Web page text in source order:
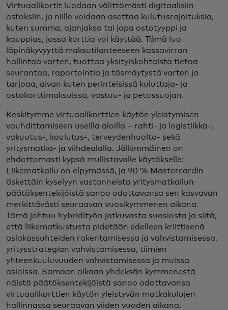
Virtuaalikortit luodaan välittömästi digitaalisiin
ostoksiin, ja niille voidaan asettaa kulutusrajoituksia,
kuten summa, ajanjakso tai jopa ostotyyppi ja
kauppias, jossa korttia voi käyttää. Tämä luo
läpinäkyvyyttä maksutilanteeseen kassavirran
hallintaa varten, tuottaa yksityiskohtaista tietoa
seurantaa, raportointia ja täsmäytystä varten ja
tarjoaa, aivan kuten perinteisissä kuluttaja- ja
ostokorttimaksuissa, vastuu- ja petossuojan.
Keskitymme virtuaalikorttien käytön yleistymisen
vauhdittamiseen useilla aloilla – rahti- ja logistiikka-,
vakuutus-, koulutus-, terveydenhuolto- sekä
yritysmatka- ja viihdealalla. Jälkimmäinen on
ehdottomasti kypsä mullistavalle käytökselle:
Liikematkailu on elpymässä, ja 90 % Mastercardin
äskettäin kyselyyn vastanneista yritysmatkailun
päätöksentekijöistä sanoo odottavansa sen kasvavan
merkittävästi seuraavan vuosikymmenen aikana.
Tämä johtuu hybridityön jatkuvasta suosiosta ja siitä,
että liikematkustusta pidetään edelleen kriittisenä
asiakassuhteiden rakentamisessa ja vahvistamisessa,
yritysstrategian vahvistamisessa, tiimien
yhteenkuuluvuuden vahvistamisessa ja muissa
asioissa. Samaan aikaan yhdeksän kymmenestä
näistä päätöksentekijöistä sanoo odottavansa
virtuaalikorttien käytön yleistyvän matkakulujen
hallinnassa seuraavan viiden vuoden aikana.